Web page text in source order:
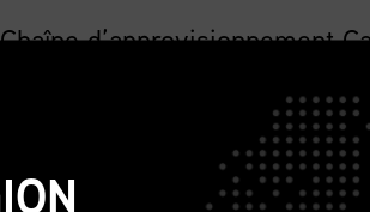
d’approvisionnement
un nombre qui ne cesse de